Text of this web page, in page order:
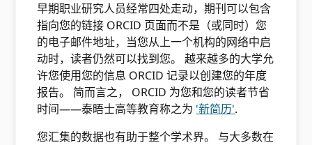
早期职业研究人员经常四处走动，期刊可以包含
指向您的链接 ORCID 页面而不是（或同时）您
的电子邮件地址，当您从上一个机构的网络中启
动时，读者仍然可以找到您。 越来越多的大学允
许您使用您的信息 ORCID 记录以创建您的年度
报告。 简而言之， ORCID 为您和您的读者节省
时间——泰晤士高等教育称之为 '新简历'.
您汇集的数据也有助于整个学术界。 与大多数在